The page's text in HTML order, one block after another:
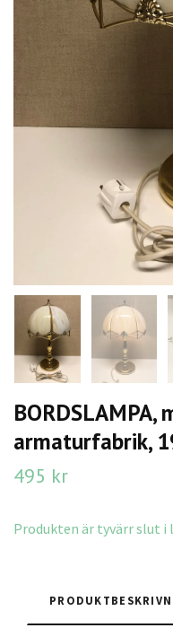
BORDSLAMPA,
armaturfabrik,
495 kr
Produkten är tyvärr slut i